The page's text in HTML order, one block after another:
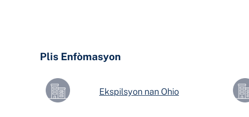
Plis Enfòmasyon
Ekspilsyon nan Ohio